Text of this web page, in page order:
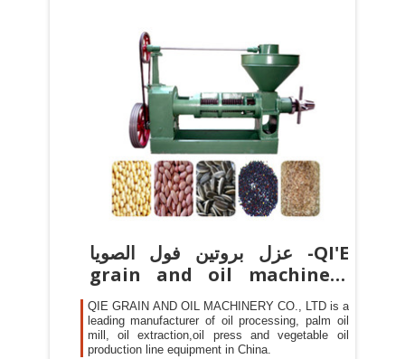
عزل بروتين فول الصويا -QI'E
grain and oil machinery
co., LTD
QIE GRAIN AND OIL MACHINERY CO., LTD is a
leading manufacturer of oil processing, palm oil
mill, oil extraction,oil press and vegetable oil
production line equipment in China.